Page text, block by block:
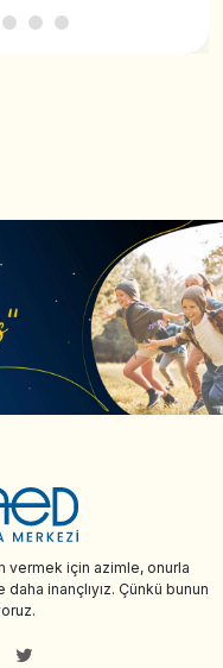
vermek için azimle, onurla
inançlıyız. Çünkü bunun